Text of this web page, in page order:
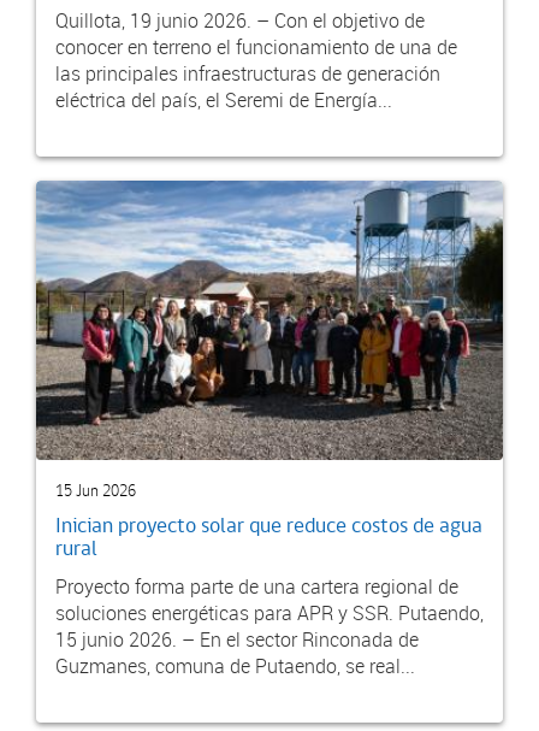
Quillota, 19 junio 2026. – Con el objetivo de
conocer en terreno el funcionamiento de una de
las principales infraestructuras de generación
eléctrica del país, el Seremi de Energía...
15 Jun 2026
Inician proyecto solar que reduce costos de agua
rural
Proyecto forma parte de una cartera regional de
soluciones energéticas para APR y SSR. Putaendo,
15 junio 2026. – En el sector Rinconada de
Guzmanes, comuna de Putaendo, se real...